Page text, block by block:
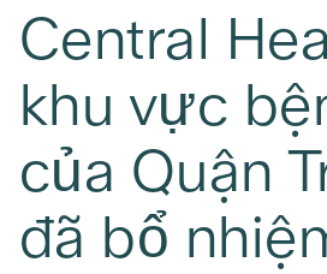
Central
khu vực
của Quận
đã bổ